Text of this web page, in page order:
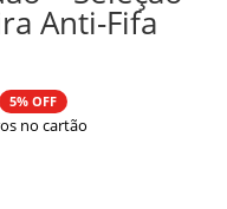
Anti-Fifa
5% OFF
no cartão